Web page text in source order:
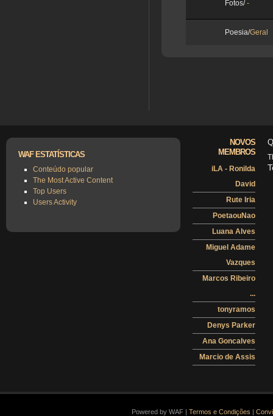
Fotos/-
Poesia/Geral
WAF ESTATÍSTICAS
Conteúdo popular
The Most Active Content
Top Users
Users Activity
NOVOS
MEMBROS
iLA - Ronilda
David
Rute Iria
PoetaouNao
Luana Alves
Miguel Adame
Vazques
Marcos Ribeiro
...
tonyramos
Denys Parker
Ana Goncalves
Marcio de Assis
Powered by WAF | Termos e Condições |